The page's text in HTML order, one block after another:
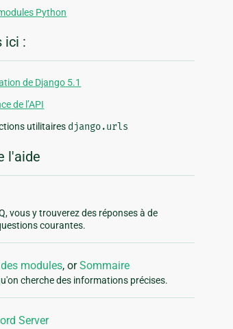
Python
ici :
de Django 5.1
de l’API
utilitaires django.urls
l'aide
vous y trouverez des réponses à de
courantes.
des modules, orSommaire
cherche des informations précises.
Server